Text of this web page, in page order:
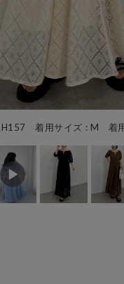
H157 着用サイズ : M 着